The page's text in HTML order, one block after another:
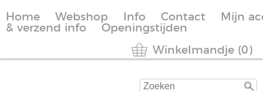
Home Webshop Info Contact
Mijn
& verzend info
Openingstijden
Winkelmandje (0)